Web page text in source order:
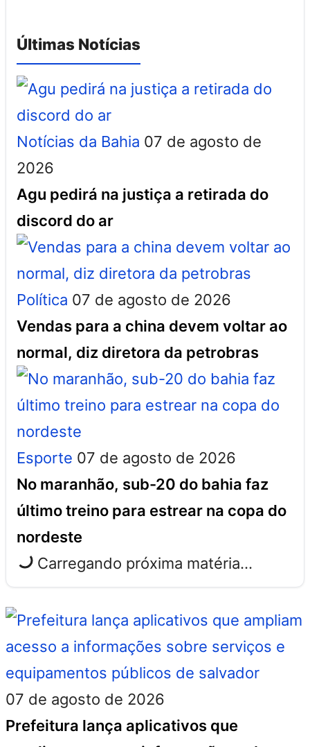
07 de agosto de 2026
Prefeitura lança aplicativos que
Últimas Notícias
Notícias da Bahia 07 de agosto de
2026
Agu pedirá na justiça a retirada do
discord do ar
Política 07 de agosto de 2026
Vendas para a china devem voltar ao
normal, diz diretora da petrobras
Esporte 07 de agosto de 2026
No maranhão, sub-20 do bahia faz
último treino para estrear na copa do
nordeste
Carregando próxima matéria...